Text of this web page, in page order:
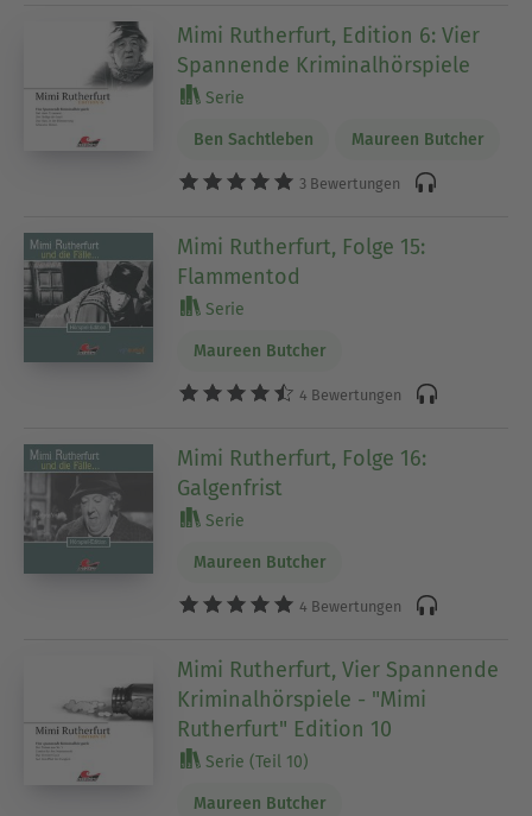
Mimi Rutherfurt, Edition 6: Vier
Spannende Kriminalhörspiele
Serie
Ben Sachtleben Maureen Butcher
3 Bewertungen
Mimi Rutherfurt, Folge 15:
Flammentod
Serie
Maureen Butcher
4 Bewertungen
Mimi Rutherfurt, Folge 16:
Galgenfrist
Serie
Maureen Butcher
4 Bewertungen
Mimi Rutherfurt, Vier Spannende
Kriminalhörspiele - "Mimi
Rutherfurt" Edition 10
Serie (Teil 10)
Maureen Butcher